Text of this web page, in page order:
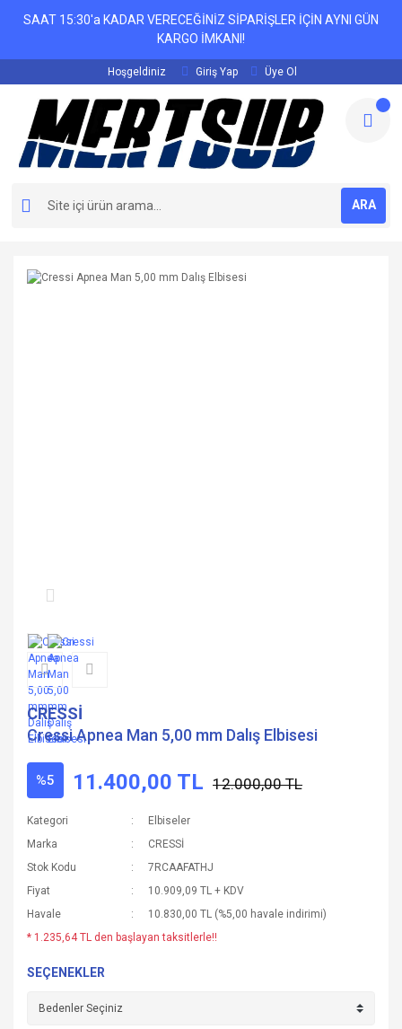
SAAT 15:30'a KADAR VERECEĞİNİZ SİPARİŞLER İÇİN AYNI GÜN
KARGO İMKANI!
Hoşgeldiniz Giriş Yap Üye Ol
ARA
CRESSİ
Cressi Apnea Man 5,00 mm Dalış Elbisesi
%5 11.400,00 TL 12.000,00 TL
Kategori
Elbiseler
Marka
CRESSİ
Stok Kodu
7RCAAFATHJ
Fiyat
10.909,09 TL + KDV
Havale
10.830,00 TL (%5,00 havale indirimi)
* 1.235,64 TL den başlayan taksitlerle!!
SEÇENEKLER